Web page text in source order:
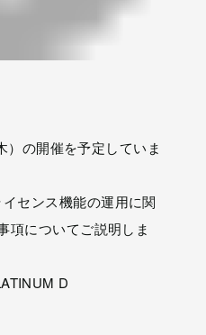
）の開催を予定していま
センス機能の運用に関
項についてご説明しま
D